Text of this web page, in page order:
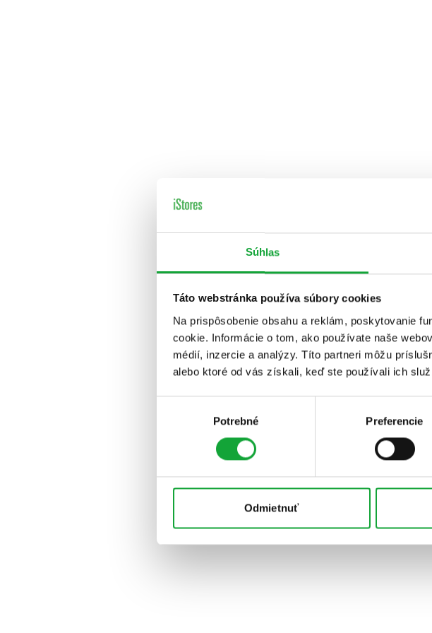
Súhlas
Táto webstránka používa súbory cookies
Na prispôsobenie obsahu a reklám, poskytovanie
cookie. Informácie o tom, ako používate naše
médií, inzercie a analýzy. Títo partneri môžu
alebo ktoré od vás získali, keď ste používali ich
Potrebné Preferencie
Odmietnuť